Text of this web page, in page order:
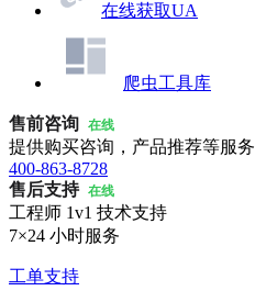
在线获取UA
爬虫工具库
售前咨询 在线
提供购买咨询，产品推荐等服务
400-863-8728
售后支持 在线
工程师 1v1 技术支持
7×24 小时服务
工单支持